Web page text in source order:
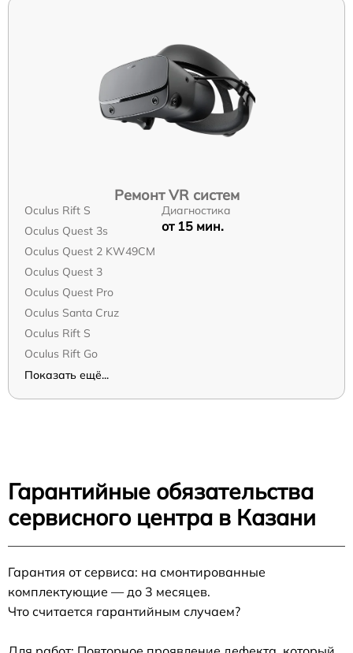
Ремонт VR систем
Oculus Rift S
Oculus Quest 3s
Oculus Quest 2 KW49CM
Oculus Quest 3
Oculus Quest Pro
Oculus Santa Cruz
Oculus Rift S
Oculus Rift Go
Показать ещё...
Диагностика
от 15 мин.
Гарантийные обязательства
сервисного центра в Казани
Гарантия от сервиса: на смонтированные
комплектующие — до 3 месяцев.
Что считается гарантийным случаем?